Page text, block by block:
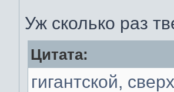
Уж сколько раз
Цитата:
гигантской,